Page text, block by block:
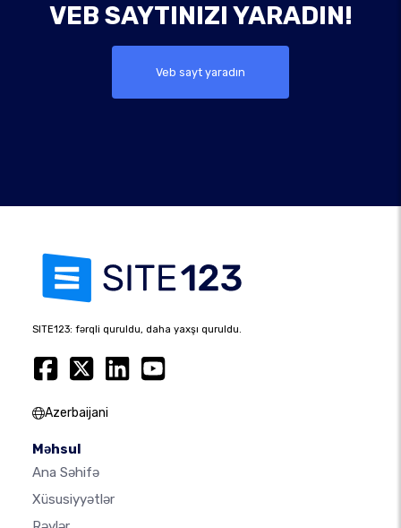
VEB SAYTINIZI YARADIN!
Veb sayt yaradın
SITE123: fərqli quruldu, daha yaxşı quruldu.
Azerbaijani
Məhsul
Ana Səhifə
Xüsusiyyətlər